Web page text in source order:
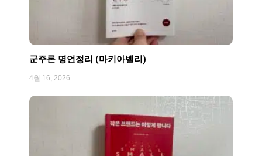
군주론 명언정리 (마키아벨리)
4월 16, 2026